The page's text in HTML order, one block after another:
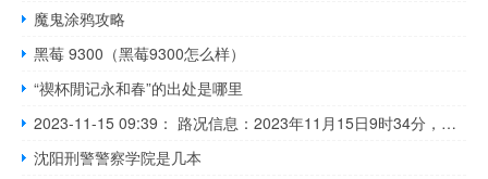
魔鬼涂鸦攻略
黑莓 9300（黑莓9300怎么样）
“禊杯閒记永和春”的出处是哪里
2023-11-15 09:39： 路况信息：2023年11月15日9时34分，沪昆高速醴潭段芷钱桥收费站附近以西K1022处东往西因一辆客车故障占用应急车道，目前交警正在现场处理，途经车辆需谨慎慢行。Sa85Za ​​​
沈阳刑警警察学院是几本